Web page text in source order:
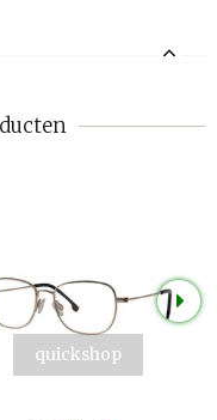
quickshop